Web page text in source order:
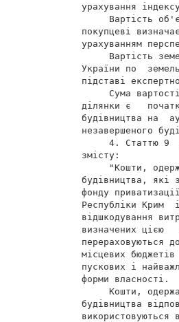
урахування
Вартість
покупцеві
урахуванням
Вартість
України по
підставі
Сума
ділянки є
будівництва на
незавершеного
4. Статтю 9
змісту:
"Кошти,
будівництва, які
фонду
Республіки Крим
відшкодування
визначених цією
перераховуються
місцевих
пускових і
форми власності.
Кошти,
будівництва
використовуються